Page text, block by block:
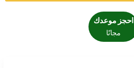
احجز موعدك
مجانًا